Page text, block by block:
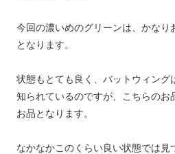
今回の濃いめのグリーンは、かなり
となります。
状態もとても良く、バットウィング
知られているのですが、こちらのお
お品となります。
なかなかこのくらい良い状態では見